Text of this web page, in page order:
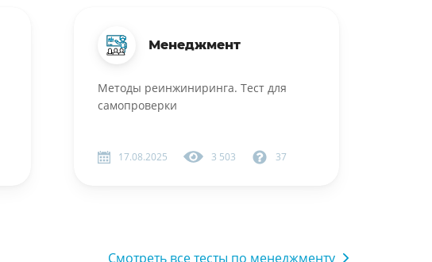
Менеджмент
Методы реинжиниринга. Тест для
самопроверки
17.08.2025 3 503 37
Смотреть все тесты по менеджменту